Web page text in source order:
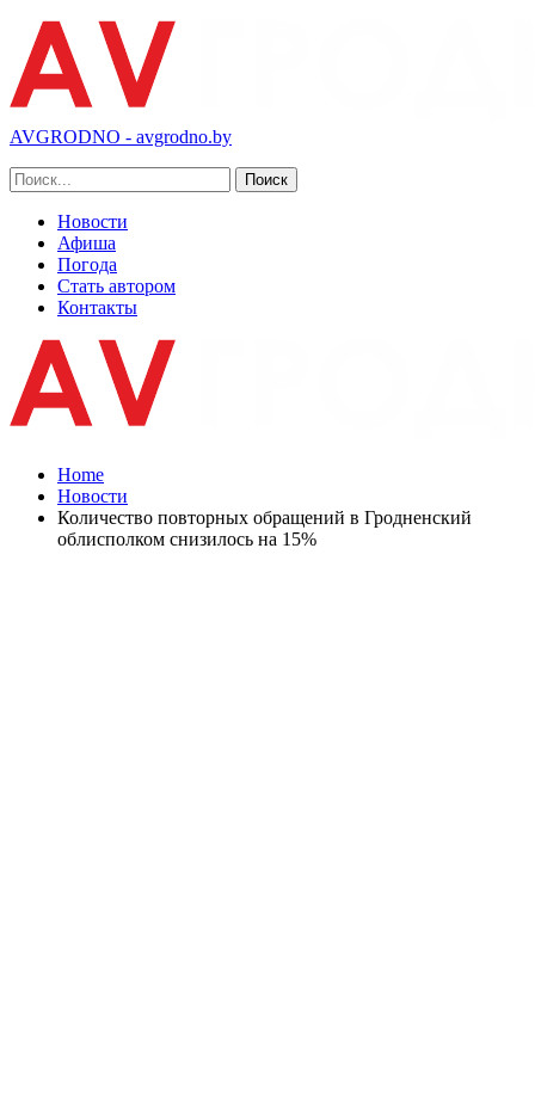
AVGRODNO - avgrodno.by
Новости
Афиша
Погода
Стать автором
Контакты
Home
Новости
Количество повторных обращений в Гродненский
облисполком снизилось на 15%